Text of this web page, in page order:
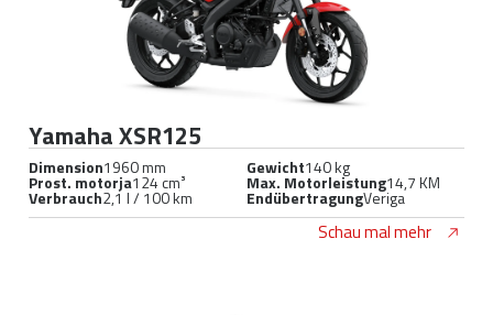
Yamaha XSR125
Dimension1960 mm Gewicht140 kg
Prost. motorja124 cm³ Max. Motorleistung14,7 KM
Verbrauch2,1 l / 100 km EndübertragungVeriga
Schau mal mehr